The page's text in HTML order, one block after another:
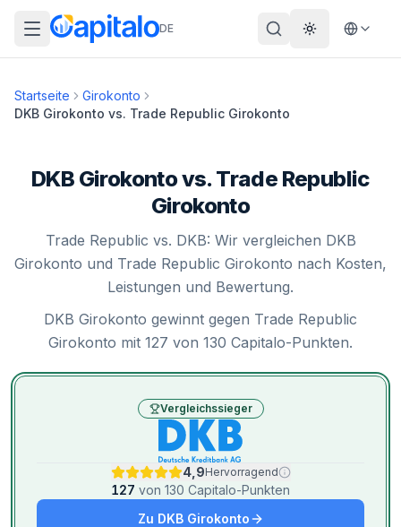
DE Theme
Startseite
Girokonto
DKB Girokonto vs. Trade Republic Girokonto
DKB Girokonto vs. Trade Republic
Girokonto
Trade Republic vs. DKB: Wir vergleichen DKB
Girokonto und Trade Republic Girokonto nach Kosten,
Leistungen und Bewertung.
DKB Girokonto gewinnt gegen Trade Republic
Girokonto mit 127 von 130 Capitalo-Punkten.
Vergleichssieger
4,9Hervorragend
127 von 130 Capitalo-Punkten
Zu DKB Girokonto